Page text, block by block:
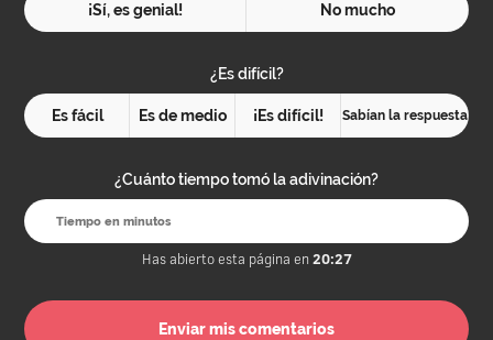
¡Sí, es genial! No mucho
¿Es difícil?
Es fácil Es de medio ¡Es difícil! Sabían la respuesta
¿Cuánto tiempo tomó la adivinación?
Has abierto esta página en 20:27